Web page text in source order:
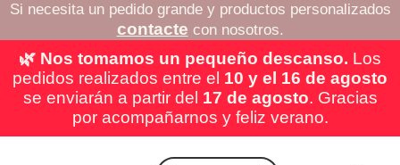
Si necesita un pedido grande y productos personalizados
contacte con nosotros.
🌿 Nos tomamos un pequeño descanso. Los
pedidos realizados entre el 10 y el 16 de agosto
se enviarán a partir del 17 de agosto. Gracias
por acompañarnos y feliz verano.